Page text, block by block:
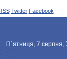
Twitter Facebook
П`ятниця, 7 серпня,